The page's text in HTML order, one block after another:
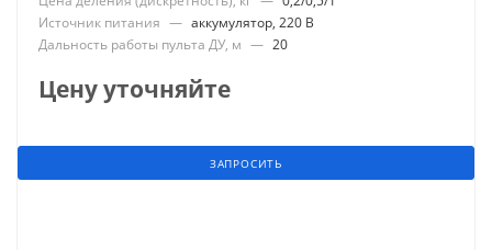
Источник питания — аккумулятор, 220 В
Дальность работы пульта ДУ, м — 20
Цену уточняйте
ЗАПРОСИТЬ